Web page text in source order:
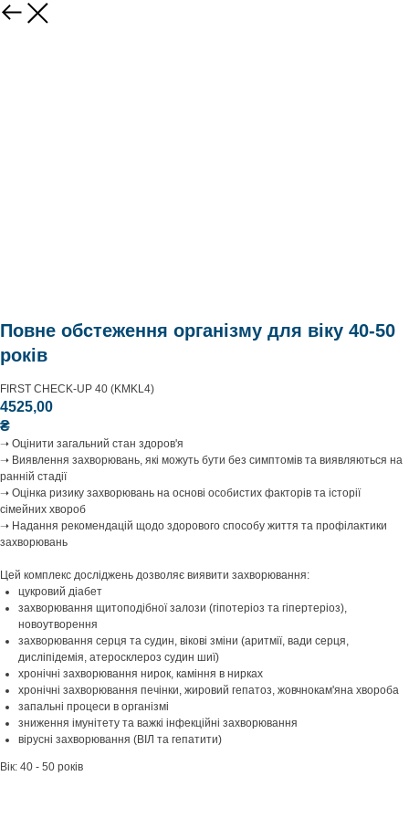
Повне обстеження організму для віку 40-50
років
FIRST CHECK-UP 40 (KMKL4)
4525,00
₴
➝ Оцінити загальний стан здоров'я
➝ Виявлення захворювань, які можуть бути без симптомів та виявляються на
ранній стадії
➝ Оцінка ризику захворювань на основі особистих факторів та історії
сімейних хвороб
➝ Надання рекомендацій щодо здорового способу життя та профілактики
захворювань
Цей комплекс досліджень дозволяє виявити захворювання:
цукровий діабет
захворювання щитоподібної залози (гіпотеріоз та гіпертеріоз),
новоутворення
захворювання серця та судин, вікові зміни (аритмії, вади серця,
дисліпідемія, атеросклероз судин шиї)
хронічні захворювання нирок, каміння в нирках
хронічні захворювання печінки, жировий гепатоз, жовчнокам'яна хвороба
запальні процеси в організмі
зниження імунітету та важкі інфекційні захворювання
вірусні захворювання (ВІЛ та гепатити)
Вік: 40 - 50 років